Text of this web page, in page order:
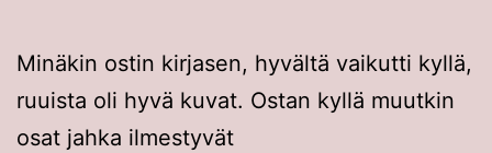
Minäkin ostin kirjasen, hyvältä vaikutti kyllä,
ruuista oli hyvä kuvat. Ostan kyllä muutkin
osat jahka ilmestyvät